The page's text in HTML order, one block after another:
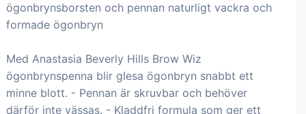
ögonbrynsborsten och pennan naturligt vackra och
formade ögonbryn
Med Anastasia Beverly Hills Brow Wiz
ögonbrynspenna blir glesa ögonbryn snabbt ett
minne blott. - Pennan är skruvbar och behöver
därför inte vässas. - Kladdfri formula som ger ett